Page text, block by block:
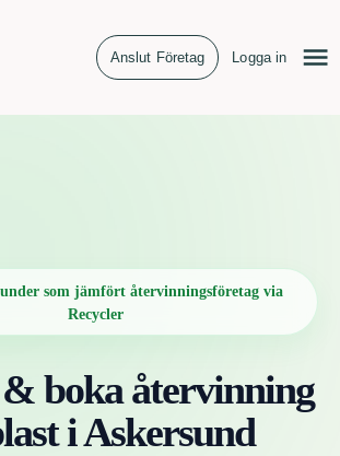
Anslut Företag Logga in
som jämfört återvinningsföretag via
Recycler
boka återvinning
iAskersund